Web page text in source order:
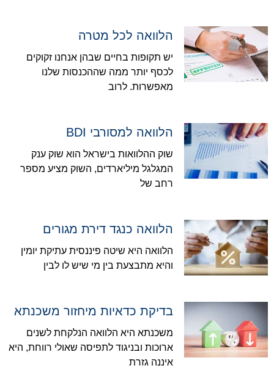
הלוואה לכל מטרה
יש תקופות בחיים שבהן אנחנו זקוקים
לכסף יותר ממה שההכנסות שלנו
מאפשרות. לרוב
הלוואה למסורבי BDI
שוק ההלוואות בישראל הוא שוק ענק
המגלגל מיליארדים, השוק מציע מספר
רחב של
הלוואה כנגד דירת מגורים
הלוואה היא שיטה פיננסית עתיקת יומין
והיא מתבצעת בין מי שיש לו לבין
בדיקת כדאיות מיחזור משכנתא
משכנתא היא הלוואה הנלקחת לשנים
ארוכות ובניגוד לתפיסה שאולי רווחת, היא
איננה גזרת